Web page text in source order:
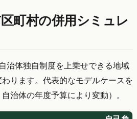
町村の併用シミュレ
治体独自制度を上乗せできる地域
ります。代表的なモデルケースを
治体の年度予算により変動）。